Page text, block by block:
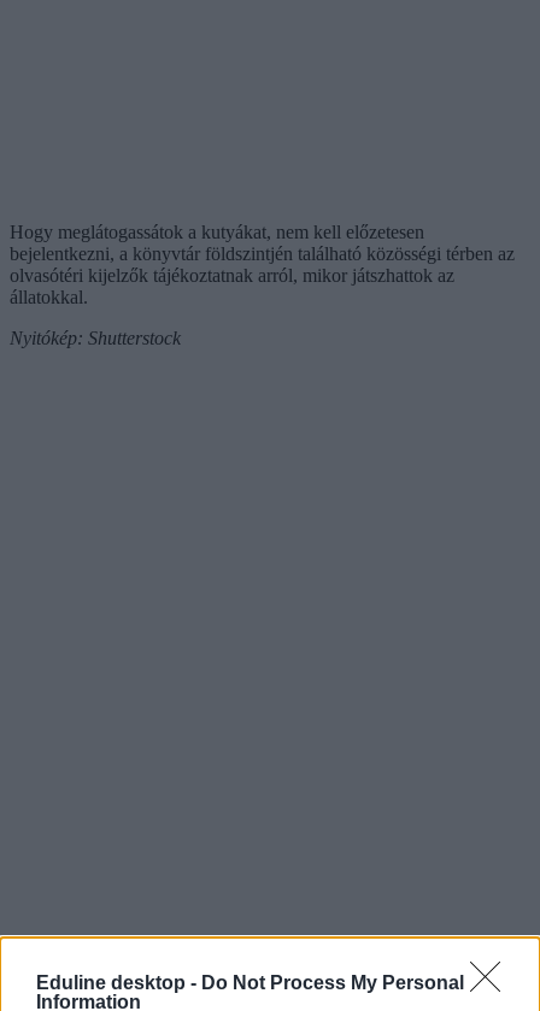
Eduline desktop - Do Not Process My Personal
Information
Hogy meglátogassátok a kutyákat, nem kell előzetesen
bejelentkezni, a könyvtár földszintjén található közösségi térben az
olvasótéri kijelzők tájékoztatnak arról, mikor játszhattok az
állatokkal.
Nyitókép: Shutterstock